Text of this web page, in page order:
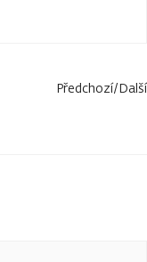
Předchozí/Další